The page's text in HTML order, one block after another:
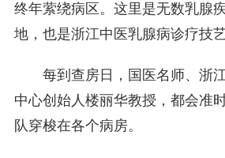
终年萦绕病区。这里是无数乳腺
地，也是浙江中医乳腺病诊疗技
每到查房日，国医名师、浙
中心创始人楼丽华教授，都会准
队穿梭在各个病房。